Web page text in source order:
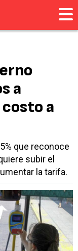
a
a
que reconoce
subir el
la tarifa.